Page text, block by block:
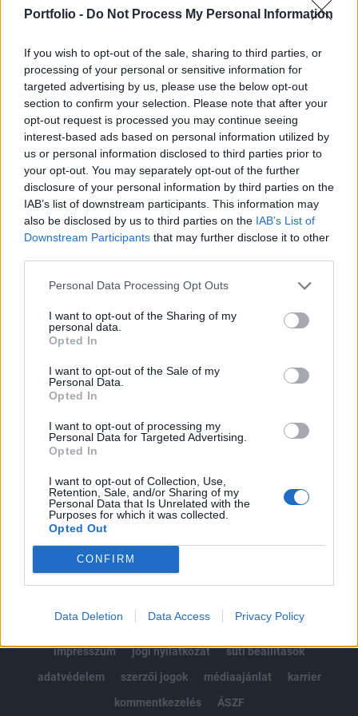
Portfolio - Do Not Process My Personal Information
If you wish to opt-out of the sale, sharing to third parties, or
processing of your personal or sensitive information for
targeted advertising by us, please use the below opt-out
section to confirm your selection. Please note that after your
opt-out request is processed you may continue seeing
interest-based ads based on personal information utilized by
us or personal information disclosed to third parties prior to
your opt-out. You may separately opt-out of the further
disclosure of your personal information by third parties on the
IAB’s list of downstream participants. This information may
also be disclosed by us to third parties on the IAB’s List of
Downstream Participants that may further disclose it to other
Personal Data Processing Opt Outs
I want to opt-out of the Sharing of my
personal data.
Opted In
I want to opt-out of the Sale of my
Personal Data.
Opted In
I want to opt-out of processing my
Personal Data for Targeted Advertising.
Opted In
I want to opt-out of Collection, Use,
Retention, Sale, and/or Sharing of my
Personal Data that Is Unrelated with the
Purposes for which it was collected.
Opted Out
CONFIRM
Data Deletion Data Access Privacy Policy
játszott, a dollárindex mintegy 1 százalékkal
Alapvetően gyenge napja volt a nyersanyagoknak, melyben
az sem tudott változtatni, hogy a Fed az este publikált Bézs
könyve szerint mérsékelt növekedésre számít a
gazdaságban: az ingatlanpiac éledezése és az autóipar
növekedése némiképp tudja ellensúlyozni a költségvetési
megszorításokat. A legutóbbi könyv a február-kora áprilisi
időszak adatait fedi le, és az ez előtti...
KEDVES OLVASÓNK!
tartozik, melynek olvasása előfizetéses
regisztrációhoz kötött.
Az előfizetés a következőket tartalmazza:
Kötéslisták: BÉT elmúlt 2 év napon belüli
kötéslistái
Előfizetés
MÁR ELŐFIZETŐNK VAGY?BEJELENTKEZÉS
impresszum
jogi nyilatkozat
süti beállítások
adatvédelem
szerzői jogok médiaajánlat
karrier
kommentkezelés
ÁSZF